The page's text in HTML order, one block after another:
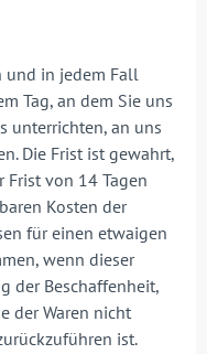
und in jedem Fall
Tag, an dem Sie uns
unterrichten, an uns
Die Frist ist gewahrt,
Frist von 14 Tagen
Kosten der
für einen etwaigen
wenn dieser
der Beschaffenheit,
der Waren nicht
ist.